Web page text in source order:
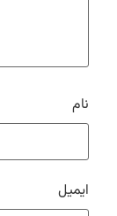
نام
ایمیل